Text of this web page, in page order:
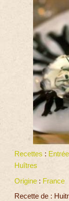
Recettes :
Huîtres
Origine : France
Recette de :